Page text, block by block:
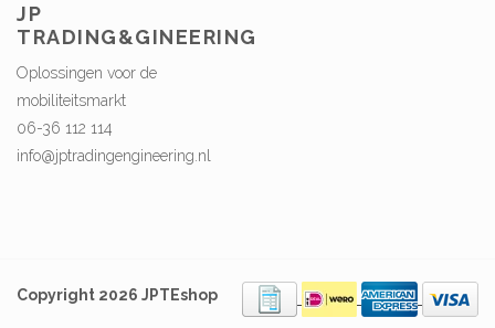
JP
TRADING&GINEERING
Oplossingen voor de
mobiliteitsmarkt
06-36 112 114
info@jptradingengineering.nl
Copyright 2026 JPTEshop